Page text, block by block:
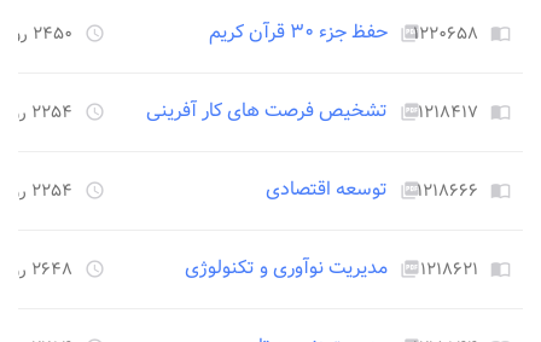
import_contacts ۱۲۲۰۶۵۸picture_as_pdf حفظ جزء ۳۰ قرآن کریم access_time ۲۴۵۰ روز قبل
import_contacts ۱۲۱۸۴۱۷picture_as_pdf تشخیص فرصت های کار آفرینی access_time ۲۲۵۴ روز قبل
import_contacts ۱۲۱۸۶۶۶picture_as_pdf توسعه اقتصادی access_time ۲۲۵۴ روز قبل
import_contacts ۱۲۱۸۶۲۱picture_as_pdf مدیریت نوآوری و تکنولوژی access_time ۲۶۴۸ روز قبل